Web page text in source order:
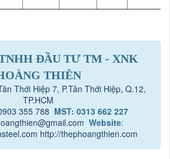
ĐẦU TƯ TM - XNK
THIÊN
Thới Hiệp 7, P.Tân Thới Hiệp, Q.12,
TP.HCM
355 788 MST: 0313 662 227
Website:
http://thephoangthien.com